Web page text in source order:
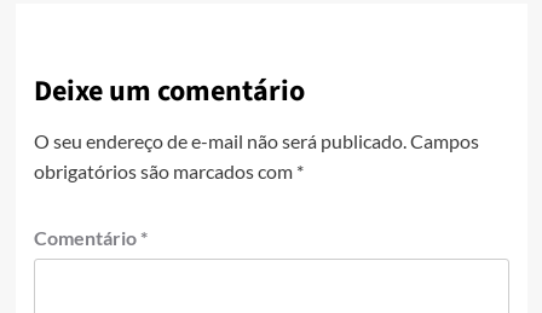
Deixe um comentário
O seu endereço de e-mail não será publicado. Campos
obrigatórios são marcados com *
Comentário *